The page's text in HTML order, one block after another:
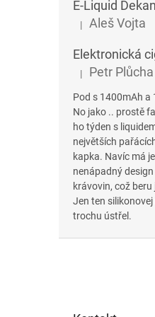
Hodnocení
| Aleš Vojta
Hodnocení
| Petr Plůcha
Pod s 1400mAh a
No jako .. prostě
ho týden s
největších
kapka. Navíc má
nenápadný
krávovin, což
Jen ten
trochu ústřel.